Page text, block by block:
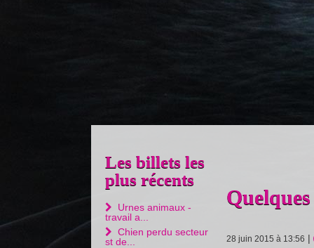
Les billets les
plus récents
Urnes animaux -
travail a...
Chien perdu secteur
st de...
28 juin 2015 à 13:56 |